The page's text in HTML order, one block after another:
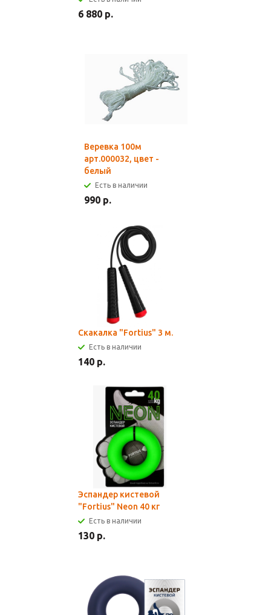
6 880 р.
Веревка 100м
арт.000032, цвет -
белый
Есть в наличии
990 р.
Скакалка "Fortius" 3 м.
Есть в наличии
140 р.
Эспандер кистевой
"Fortius" Neon 40 кг
Есть в наличии
130 р.